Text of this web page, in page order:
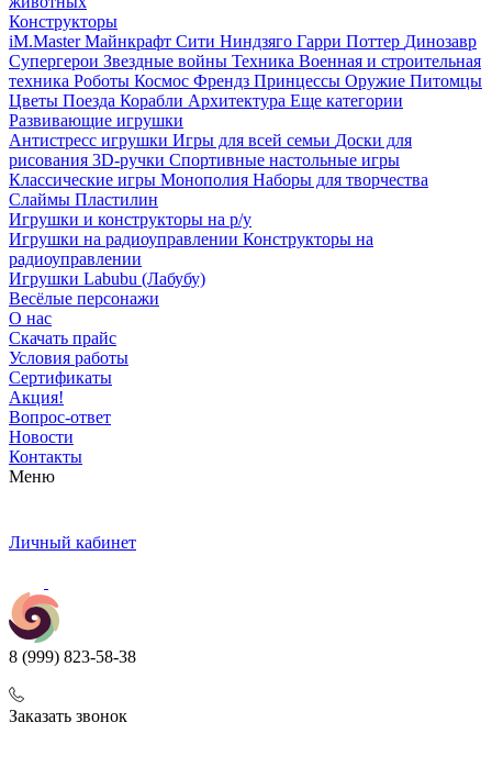
Конструкторы
iM.Master Майнкрафт Сити Ниндзяго Гарри Поттер Динозавр
Супергерои Звездные войны Техника Военная и строительная
техника Роботы Космос Френдз Принцессы Оружие Питомцы
Цветы Поезда Корабли Архитектура Еще категории
Развивающие игрушки
Антистресс игрушки Игры для всей семьи Доски для
рисования 3D-ручки Спортивные настольные игры
Классические игры Монополия Наборы для творчества
Слаймы Пластилин
Игрушки и конструкторы на р/у
Игрушки на радиоуправлении Конструкторы на
радиоуправлении
Игрушки Labubu (Лабубу)
Весёлые персонажи
О нас
Скачать прайс
Условия работы
Сертификаты
Акция!
Вопрос-ответ
Новости
Контакты
Меню
Личный кабинет
8 (999) 823-58-38
Заказать звонок